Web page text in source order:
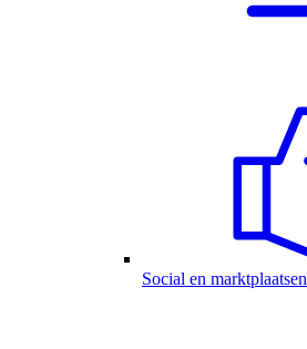
Social en marktplaatsen